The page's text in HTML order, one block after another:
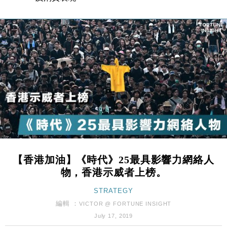
損失近6900萬元
16:05
財經｜日經失守6.5萬點後回穩 全周仍升近2%
15:47
財經｜恒隆10月換帥 玩具「反」斗城亞洲CEO蔡德
粦接任
15:11
財經｜韓股反覆波動收跌 連挫7周創逾3年最長跌勢
13:44
財經｜內地7月美元計價出口增近24%勝預期 貿易順
差達1125億美元
12:44
財經｜日本春季三度入市撐日圓 4月單日斥6.28萬億
11:12
國際｜特朗普料美伊戰事快結束 承認部分彈藥庫存緊
財經｜SA售股自救後再出手 斥4億美元押注未上市公
財經｜華僑銀行上半年淨利創新高 中期息增15%至
47仙
【香港加油】《時代》25最具影響力網絡人
物，香港示威者上榜。
STRATEGY
編輯 ：VICTOR @ FORTUNE INSIGHT
July 17, 2019